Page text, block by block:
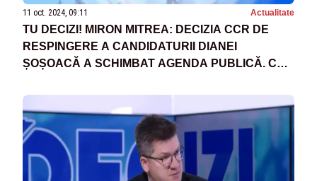
11 oct. 2024, 09:11 Actualitate
TU DECIZI! MIRON MITREA: DECIZIA CCR DE
RESPINGERE A CANDIDATURII DIANEI
ȘOȘOACĂ A SCHIMBAT AGENDA PUBLICĂ. CE